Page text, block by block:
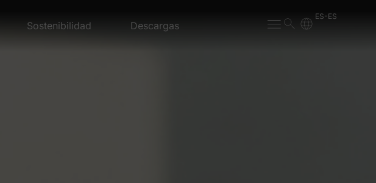
Sostenibilidad Descargas
ES-ES